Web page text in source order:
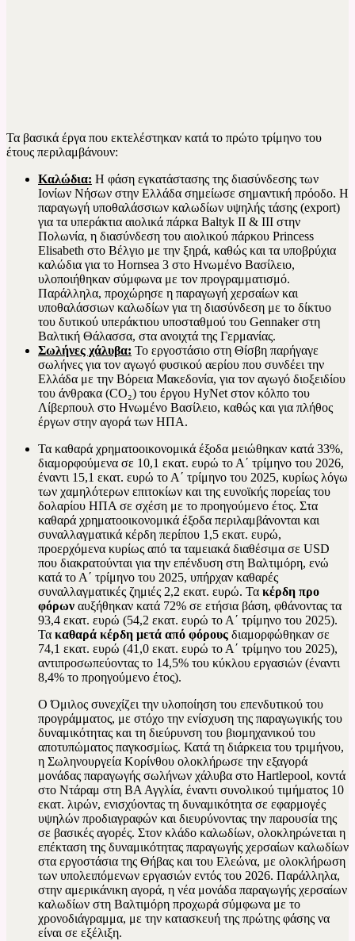
Τα βασικά έργα που εκτελέστηκαν κατά το πρώτο τρίμηνο του
έτους περιλαμβάνουν:
Καλώδια: Η φάση εγκατάστασης της διασύνδεσης των
Ιονίων Νήσων στην Ελλάδα σημείωσε σημαντική πρόοδο. Η
παραγωγή υποθαλάσσιων καλωδίων υψηλής τάσης (export)
για τα υπεράκτια αιολικά πάρκα Baltyk II & III στην
Πολωνία, η διασύνδεση του αιολικού πάρκου Princess
Elisabeth στο Βέλγιο με την ξηρά, καθώς και τα υποβρύχια
καλώδια για το Hornsea 3 στο Ηνωμένο Βασίλειο,
υλοποιήθηκαν σύμφωνα με τον προγραμματισμό.
Παράλληλα, προχώρησε η παραγωγή χερσαίων και
υποθαλάσσιων καλωδίων για τη διασύνδεση με το δίκτυο
του δυτικού υπεράκτιου υποσταθμού του Gennaker στη
Βαλτική Θάλασσα, στα ανοιχτά της Γερμανίας.
Σωλήνες χάλυβα: Το εργοστάσιο στη Θίσβη παρήγαγε
σωλήνες για τον αγωγό φυσικού αερίου που συνδέει την
Ελλάδα με την Βόρεια Μακεδονία, για τον αγωγό διοξειδίου
του άνθρακα (CO₂) του έργου HyNet στον κόλπο του
Λίβερπουλ στο Ηνωμένο Βασίλειο, καθώς και για πλήθος
έργων στην αγορά των ΗΠΑ.
Τα καθαρά χρηματοοικονομικά έξοδα μειώθηκαν κατά 33%,
διαμορφούμενα σε 10,1 εκατ. ευρώ το Α΄ τρίμηνο του 2026,
έναντι 15,1 εκατ. ευρώ το Α΄ τρίμηνο του 2025, κυρίως λόγω
των χαμηλότερων επιτοκίων και της ευνοϊκής πορείας του
δολαρίου ΗΠΑ σε σχέση με το προηγούμενο έτος. Στα
καθαρά χρηματοοικονομικά έξοδα περιλαμβάνονται και
συναλλαγματικά κέρδη περίπου 1,5 εκατ. ευρώ,
προερχόμενα κυρίως από τα ταμειακά διαθέσιμα σε USD
που διακρατούνται για την επένδυση στη Βαλτιμόρη, ενώ
κατά το Α΄ τρίμηνο του 2025, υπήρχαν καθαρές
συναλλαγματικές ζημιές 2,2 εκατ. ευρώ. Τα κέρδη προ
φόρων αυξήθηκαν κατά 72% σε ετήσια βάση, φθάνοντας τα
93,4 εκατ. ευρώ (54,2 εκατ. ευρώ το Α΄ τρίμηνο του 2025).
Τα καθαρά κέρδη μετά από φόρους διαμορφώθηκαν σε
74,1 εκατ. ευρώ (41,0 εκατ. ευρώ το Α΄ τρίμηνο του 2025),
αντιπροσωπεύοντας το 14,5% του κύκλου εργασιών (έναντι
8,4% το προηγούμενο έτος).
Ο Όμιλος συνεχίζει την υλοποίηση του επενδυτικού του
προγράμματος, με στόχο την ενίσχυση της παραγωγικής του
δυναμικότητας και τη διεύρυνση του βιομηχανικού του
αποτυπώματος παγκοσμίως. Κατά τη διάρκεια του τριμήνου,
η Σωληνουργεία Κορίνθου ολοκλήρωσε την εξαγορά
μονάδας παραγωγής σωλήνων χάλυβα στο Hartlepool, κοντά
στο Ντάραμ στη ΒΑ Αγγλία, έναντι συνολικού τιμήματος 10
εκατ. λιρών, ενισχύοντας τη δυναμικότητα σε εφαρμογές
υψηλών προδιαγραφών και διευρύνοντας την παρουσία της
σε βασικές αγορές. Στον κλάδο καλωδίων, ολοκληρώνεται η
επέκταση της δυναμικότητας παραγωγής χερσαίων καλωδίων
στα εργοστάσια της Θήβας και του Ελεώνα, με ολοκλήρωση
των υπολειπόμενων εργασιών εντός του 2026. Παράλληλα,
στην αμερικάνικη αγορά, η νέα μονάδα παραγωγής χερσαίων
καλωδίων στη Βαλτιμόρη προχωρά σύμφωνα με το
χρονοδιάγραμμα, με την κατασκευή της πρώτης φάσης να
είναι σε εξέλιξη.